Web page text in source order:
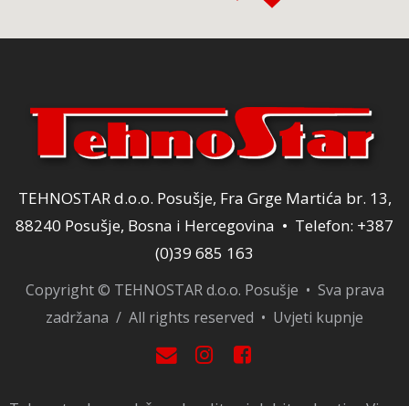
TEHNOSTAR d.o.o. Posušje, Fra Grge Martića br. 13,
88240 Posušje, Bosna i Hercegovina • Telefon: +387
(0)39 685 163
Copyright © TEHNOSTAR d.o.o. Posušje • Sva prava
zadržana / All rights reserved • Uvjeti kupnje